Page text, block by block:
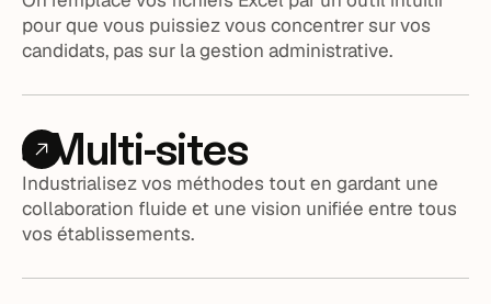
pour que vous puissiez vous concentrer sur vos
candidats, pas sur la gestion administrative.
Multi-sites
Industrialisez vos méthodes tout en gardant une
collaboration fluide et une vision unifiée entre tous
vos établissements.